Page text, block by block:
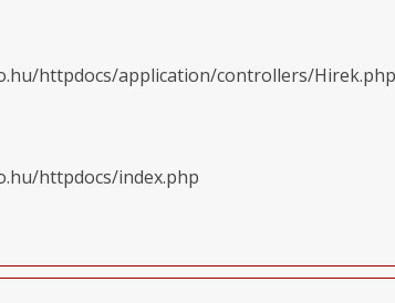
httpdocs/application/controllers/Hirek.php
httpdocs/index.php